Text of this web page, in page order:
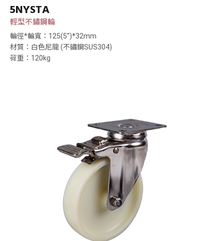
5NYSTA
輕型不鏽鋼輪
輪徑*輪寬：125(5”)*32mm
材質：白色尼龍 (不鏽鋼SUS304)
荷重：120kg